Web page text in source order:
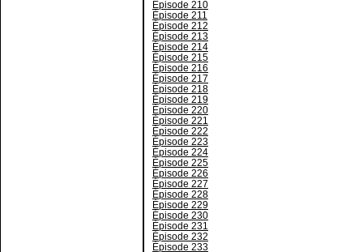
Épisode 210
Épisode 211
Épisode 212
Épisode 213
Épisode 214
Épisode 215
Épisode 216
Épisode 217
Épisode 218
Épisode 219
Épisode 220
Épisode 221
Épisode 222
Épisode 223
Épisode 224
Épisode 225
Épisode 226
Épisode 227
Épisode 228
Épisode 229
Épisode 230
Épisode 231
Épisode 232
Épisode 233